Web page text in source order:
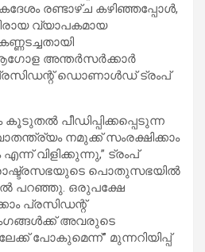
രണ്ടാഴ്ച കഴിഞ്ഞപ്പോൾ,
വ്യാപകമായ
അന്തർസർക്കാർ
ഡൊണാൾഡ് ട്രംപ്
കൂടുതൽ പീഡിപ്പിക്കപ്പെടുന്ന
നമുക്ക് സംരക്ഷിക്കാം
വിളിക്കുന്നു,” ട്രംപ്
പൊതുസഭയിൽ
പറഞ്ഞു. ഒരുപക്ഷേ
പ്രസിഡന്റ്
അവരുടെ
പോകുമെന്ന്” മുന്നറിയിപ്പ്